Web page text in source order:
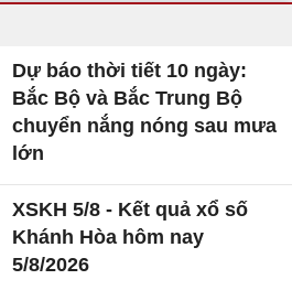
Dự báo thời tiết 10 ngày:
Bắc Bộ và Bắc Trung Bộ
chuyển nắng nóng sau mưa
lớn
XSKH 5/8 - Kết quả xổ số
Khánh Hòa hôm nay
5/8/2026